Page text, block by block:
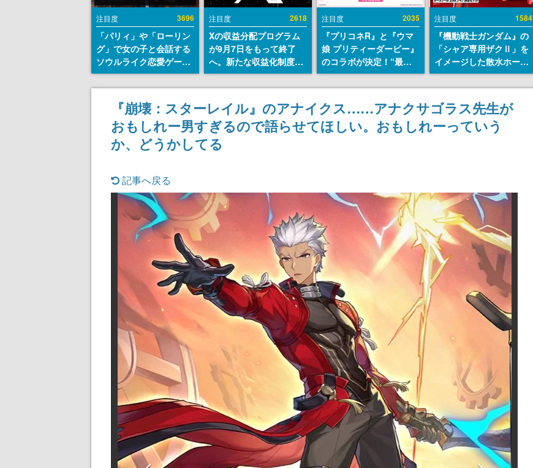
注目度 3696
「パリィ」や「ローリン
グ」で女の子と会話する
ソウルライク恋愛ゲーム
『小早川さんはソウルラ
イク』無料公開。返事に
失敗すると「YOU
DIED」
注目度 2618
Xの収益分配プログラム
が9月7日をもって終了
へ。新たな収益化制度
「Original Content
Rewards Program」を
注目度 2035
『プリコネR』と『ウマ
娘 プリティーダービー』
のコラボが決定！“最大
170連無料”の8.5周年キ
ャンペーンなども発表
注目度 1584
『機動戦士ガンダム』の
「シャア専用ザクⅡ」を
イメージした散水ホース
リールが予約開始。本体
にはシャアのパーソナル
マークやジオン公国軍の
エンブレム、型式番号な
どを配置
『崩壊：スターレイル』のアナイクス……アナクサゴラス先生が
おもしれー男すぎるので語らせてほしい。おもしれーっていう
か、どうかしてる
記事へ戻る